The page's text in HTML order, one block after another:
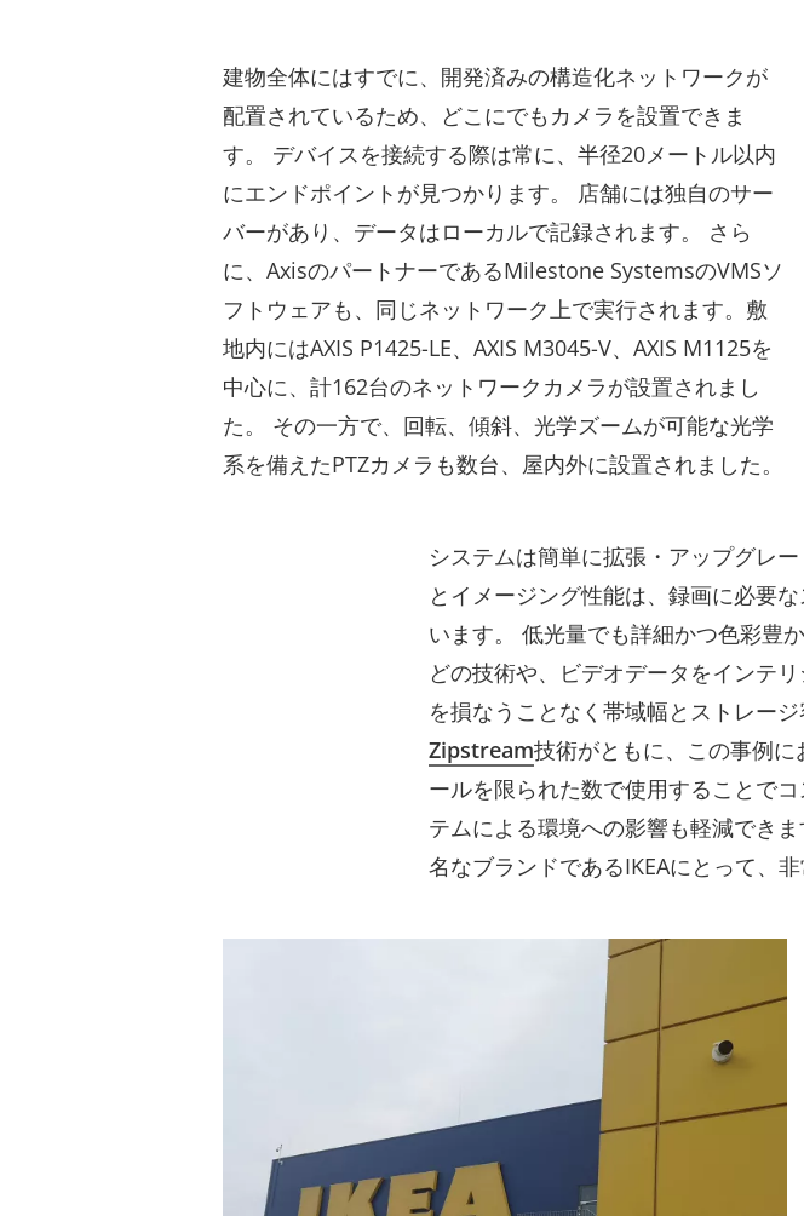
建物全体にはすでに、開発済みの構造化ネットワークが
配置されているため、どこにでもカメラを設置できま
す。 デバイスを接続する際は常に、半径20メートル以内
にエンドポイントが見つかります。 店舗には独自のサー
バーがあり、データはローカルで記録されます。 さら
に、AxisのパートナーであるMilestone SystemsのVMSソ
フトウェアも、同じネットワーク上で実行されます。敷
地内にはAXIS P1425-LE、AXIS M3045-V、AXIS M1125を
中心に、計162台のネットワークカメラが設置されまし
た。 その一方で、回転、傾斜、光学ズームが可能な光学
系を備えたPTZカメラも数台、屋内外に設置されました。
システムは簡単に拡張・アップグレ
とイメージング性能は、録画に必要
います。 低光量でも詳細かつ色彩豊
どの技術や、ビデオデータをインテ
を損なうことなく帯域幅とストレー
Zipstream技術がともに、この事例
ールを限られた数で使用することで
テムによる環境への影響も軽減でき
名なブランドであるIKEAにとって、非